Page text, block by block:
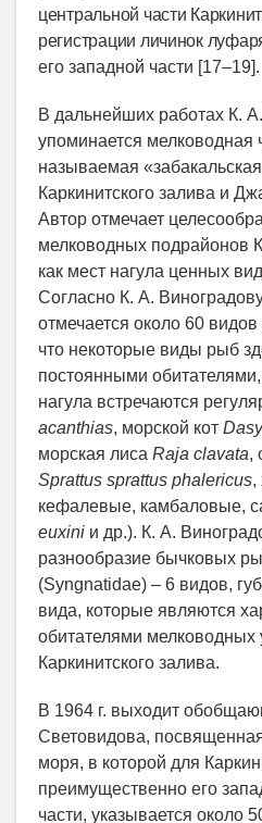
центральной части
регистрации личинок
его западной части [17–19].
В дальнейших работах К.
упоминается мелководная
называемая
Каркинитского залива и
Автор отмечает
мелководных подрайонов
как мест нагула ценных
Согласно К. А.
отмечается около 60
что некоторые виды рыб
постоянными
нагула встречаются
acanthias, морской кот
морская лиса Raja clavata,
Sprattus sprattus phalericus,
кефалевые, камбаловые,
euxini и др.). К. А.
разнообразие бычковых
(Syngnatidae) – 6 видов,
вида, которые являются
обитателями мелководных
Каркинитского залива.
В 1964 г. выходит
Световидова,
моря, в которой для
преимущественно его
части, указывается около